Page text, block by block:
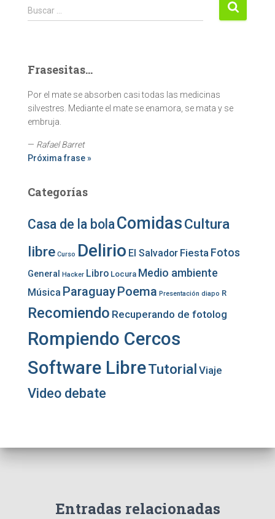
Buscar:
Buscar …
Frasesitas...
Por el mate se absorben casi todas las medicinas
silvestres. Mediante el mate se enamora, se mata y se
embruja.
— Rafael Barret
Próxima frase »
Categorías
Casa de la bolaComidasCultura
libre Curso Delirio El Salvador Fiesta Fotos
General Hacker Libro Locura Medio ambiente
Música ParaguayPoema Presentación diapo R
Recomiendo Recuperando de fotolog
Rompiendo Cercos
Software LibreTutorial Viaje
Video debate
Entradas relacionadas